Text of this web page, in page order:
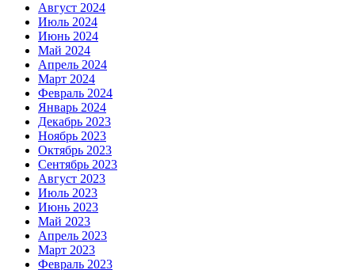
Август 2024
Июль 2024
Июнь 2024
Май 2024
Апрель 2024
Март 2024
Февраль 2024
Январь 2024
Декабрь 2023
Ноябрь 2023
Октябрь 2023
Сентябрь 2023
Август 2023
Июль 2023
Июнь 2023
Май 2023
Апрель 2023
Март 2023
Февраль 2023